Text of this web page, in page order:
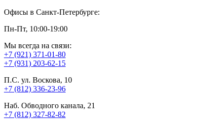
Офисы в Санкт-Петербурге:
Пн-Пт, 10:00-19:00
Мы всегда на связи:
+7 (921) 371-01-80
+7 (931) 203-62-15
П.С. ул. Воскова, 10
+7 (812) 336-23-96
Наб. Обводного канала, 21
+7 (812) 327-82-82